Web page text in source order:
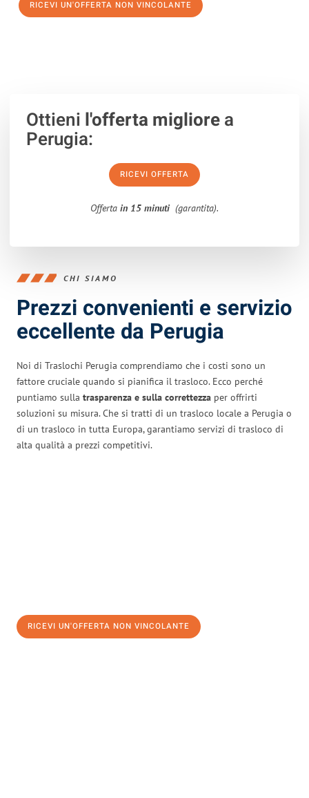
RICEVI UN'OFFERTA NON VINCOLANTE
Ottieni l'offerta migliorea
Perugia:
RICEVI OFFERTA
Offerta in 15 minuti (garantita).
CHI SIAMO
Prezzi convenienti e servizio
eccellente da Perugia
Noi di Traslochi Perugia comprendiamo che i costi sono un
fattore cruciale quando si pianifica il trasloco. Ecco perché
puntiamo sulla trasparenza e sulla correttezza per offrirti
soluzioni su misura. Che si tratti di un trasloco locale a Perugia o
di un trasloco in tutta Europa, garantiamo servizi di trasloco di
alta qualità a prezzi competitivi.
RICEVI UN'OFFERTA NON VINCOLANTE